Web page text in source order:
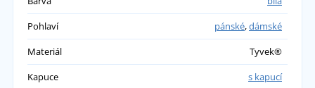
Pohlaví
pánské,dámské
Materiál
Tyvek®
Kapuce
s kapucí